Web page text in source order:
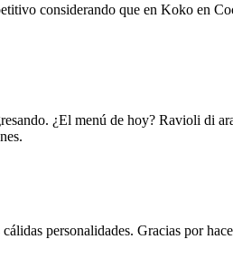
considerando que en Koko en
¿El menú de hoy? Ravioli di
personalidades. Gracias por